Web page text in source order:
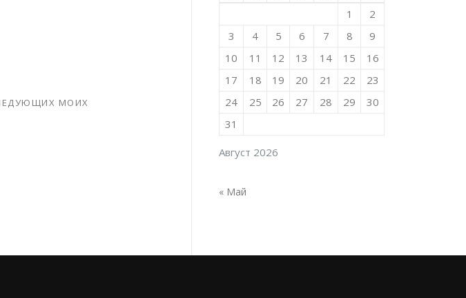
МОИХ
Август 2026
1
2
3
4 5 6 7 8
9
10
11 12 13 14 15
16
17
18 19 20 21 22
23
24
25 26 27 28 29
30
31
« Май